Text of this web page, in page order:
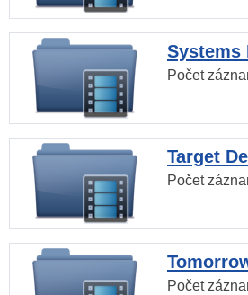
Systems
Počet
Target
Počet
Počet